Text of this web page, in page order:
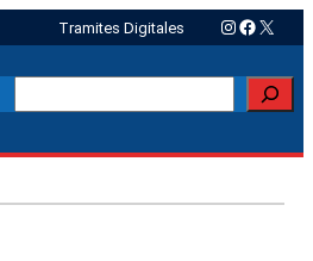
Tramites Digitales Instagram
X